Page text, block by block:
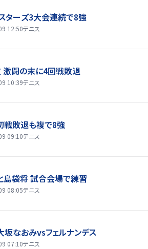
ターズ3大会連続で8強
12:50テニス
激闘の末に4回戦敗退
10:39テニス
戦敗退も複で8強
09:10テニス
島袋将 試合会場で練習
08:05テニス
坂なおみvsフェルナンデス
07:10テニス